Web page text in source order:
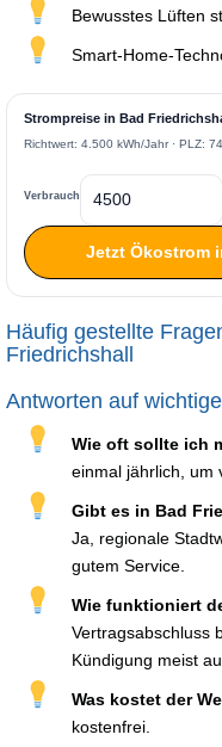
Bewusstes Lüften
Smart-Home-
Strompreise in Bad
Richtwert: 4.500 kWh/Jahr · PLZ:
Verbrauch
Jetzt Ökostrom
Häufig gestellte
Friedrichshall
Antworten auf
Wie oft sollte ich
einmal jährlich, um
Gibt es in Bad
Ja, regionale
gutem Service.
Wie funktioniert
Vertragsabschluss
Kündigung meist
Was kostet der
kostenfrei.